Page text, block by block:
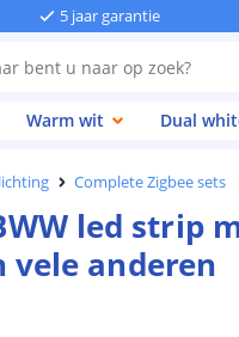
5 jaar garantie
Warm wit Dual
Complete Zigbee sets
led strip
vele anderen